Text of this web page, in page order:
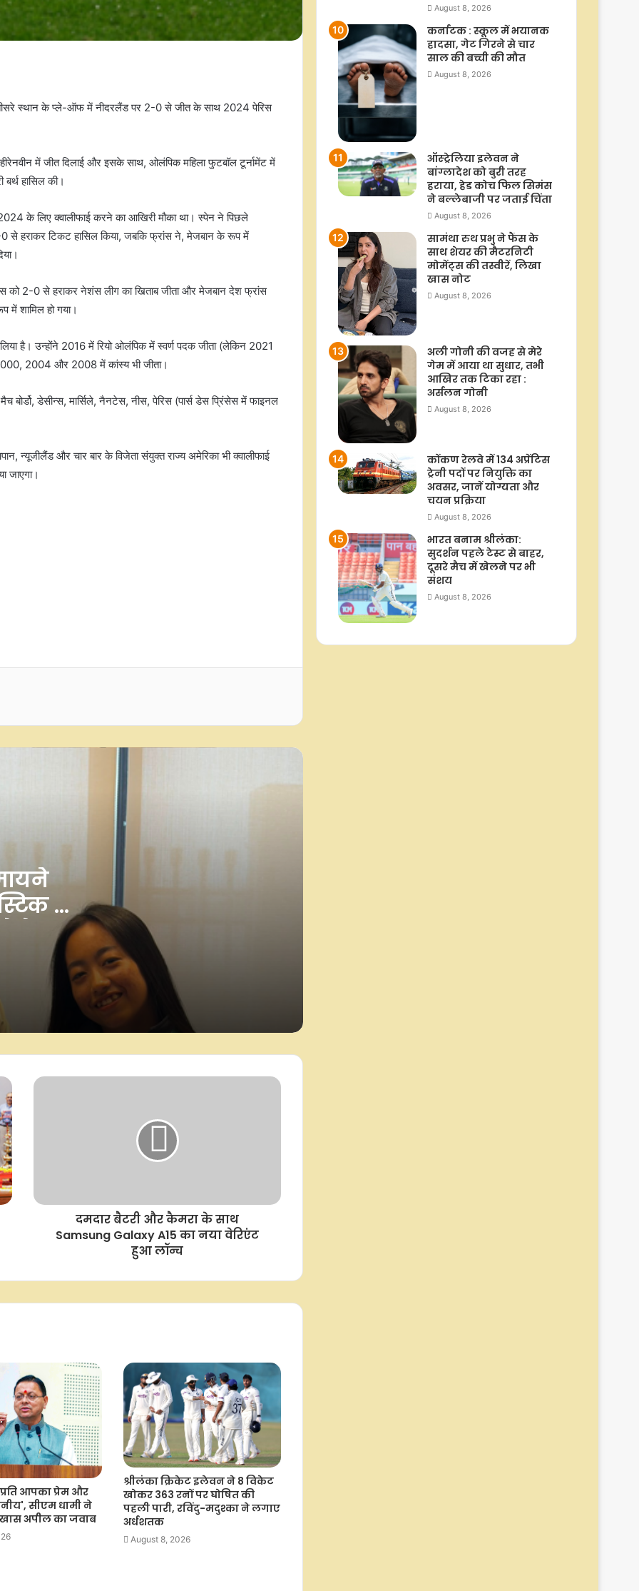
स्थान के प्ले-ऑफ में नीदरलैंड पर 2-0 से जीत के साथ 2024 पेरिस
में जीत दिलाई और इसके साथ, ओलंपिक महिला फुटबॉल टूर्नामेंट में
हासिल की।
के लिए क्वालीफाई करने का आखिरी मौका था। स्पेन ने पिछले
से हराकर टिकट हासिल किया, जबकि फ्रांस ने, मेजबान के रूप में
को 2-0 से हराकर नेशंस लीग का खिताब जीता और मेजबान देश फ्रांस
में शामिल हो गया।
है। उन्होंने 2016 में रियो ओलंपिक में स्वर्ण पदक जीता (लेकिन 2021
2004 और 2008 में कांस्य भी जीता।
डेसीन्स, मार्सिले, नैनटेस, नीस, पेरिस (पार्स डेस प्रिंसेस में फाइनल
न्यूजीलैंड और चार बार के विजेता संयुक्त राज्य अमेरिका भी क्वालीफाई
जाएगा।
में
के
अंडर-20 वर्ल्ड्स में रजत पदक जीतने वाले
तरह हराया, हेड कोच फिल सिमंस ने
भारत बनाम श्रीलंका: सुदर्शन पहले टेस्ट से
बाहर, दूसरे मैच में खेलने पर भी संशय
लोकसभा अध्यक्ष ओम बिरला ने सीडब्ल्यूजी
को किया सम्मानित
मुख्यमंत्री भगवंत मान ने की शेर-ए-पंजाब
टी20 कप के खिलाड़ियों संग मुलाकात,
अभिषेक-अर्शदीप भी रहे मौजूद
वास्को द गामा क्लब ने अर्जेंटीना के फॉरवर्ड
खिलाड़ी कोलिडियो को किया साइन, 2029
तक के लिए हुआ करार
मुझे लगता है कि मैं टेस्ट में सलामी
फैसले: मैकडोनाल्ड
कैनेडियन ओपन: फर्नांडीज ने मीरा आंद्रीवा
दमदार बैटरी और कैमरा के साथ
Samsung Galaxy A15 का नया वेरिएंट
हुआ लॉन्च
आपका प्रेम और
सीएम धामी ने
खास अपील का जवाब
श्रीलंका क्रिकेट इलेवन ने 8 विकेट
खोकर 363 रनों पर घोषित की
पहली पारी, रविंदु-मदुश्का ने लगाए
अर्धशतक
August 8, 2026
August 8, 2026
कर्नाटक : स्कूल में भयानक
हादसा, गेट गिरने से चार
साल की बच्ची की मौत
August 8, 2026
ऑस्ट्रेलिया इलेवन ने
बांग्लादेश को बुरी तरह
हराया, हेड कोच फिल सिमंस
ने बल्लेबाजी पर जताई चिंता
August 8, 2026
सामंथा रुथ प्रभु ने फैंस के
साथ शेयर की मैटरनिटी
मोमेंट्स की तस्वीरें, लिखा
खास नोट
August 8, 2026
अली गोनी की वजह से मेरे
गेम में आया था सुधार, तभी
आखिर तक टिका रहा :
अर्सलन गोनी
August 8, 2026
कोंकण रेलवे में 134 अप्रेंटिस
ट्रेनी पदों पर नियुक्ति का
अवसर, जानें योग्यता और
चयन प्रक्रिया
August 8, 2026
भारत बनाम श्रीलंका:
सुदर्शन पहले टेस्ट से बाहर,
दूसरे मैच में खेलने पर भी
संशय
August 8, 2026